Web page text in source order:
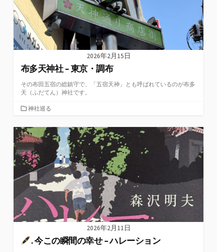
2026年2月15日
布多天神社 – 東京・調布
その布田五宿の総鎮守で、「五宿天神」とも呼ばれているのが布多
天（ふだてん）神社です。
カ
ゴ
リ
ー
神社巡る
2026年2月11日
. 今この瞬間の幸せ – ハレーション